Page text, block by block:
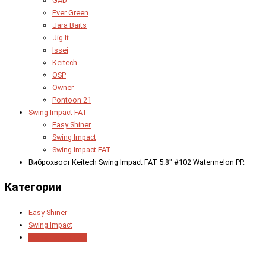
Ever Green
Jara Baits
Jig It
Issei
Keitech
OSP
Owner
Pontoon 21
Swing Impact FAT
Easy Shiner
Swing Impact
Swing Impact FAT
Виброхвост Keitech Swing Impact FAT 5.8" #102 Watermelon PP.
Категории
Easy Shiner
Swing Impact